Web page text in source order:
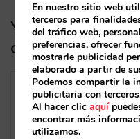
Ya está aquí el
de Mirai
En nuestro sitio web
terceros para
del tráfico web,
preferencias, ofrecer
mostrarle publicidad
elaborado a partir de
Podemos compartir la
publicitaria con
Al hacer clicaquí
encontrar más
utilizamos.